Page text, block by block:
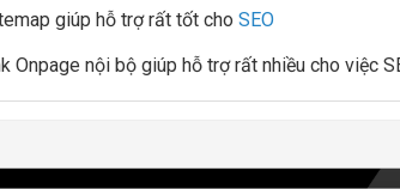
giúp hỗ trợ rất tốt cho SEO
Onpage nội bộ giúp hỗ trợ rất nhiều cho việc